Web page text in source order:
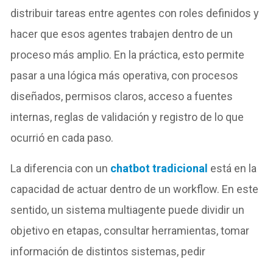
distribuir tareas entre agentes con roles definidos y
hacer que esos agentes trabajen dentro de un
proceso más amplio. En la práctica, esto permite
pasar a una lógica más operativa, con procesos
diseñados, permisos claros, acceso a fuentes
internas, reglas de validación y registro de lo que
ocurrió en cada paso.
La diferencia con un chatbot tradicional está en la
capacidad de actuar dentro de un workflow. En este
sentido, un sistema multiagente puede dividir un
objetivo en etapas, consultar herramientas, tomar
información de distintos sistemas, pedir